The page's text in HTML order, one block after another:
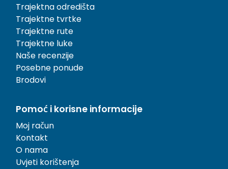
Trajektna odredišta
Trajektne tvrtke
Trajektne rute
Trajektne luke
Naše recenzije
Posebne ponude
Brodovi
Pomoć i korisne informacije
Moj račun
Kontakt
O nama
Uvjeti korištenja